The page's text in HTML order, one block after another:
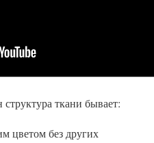
ткани бывает:
цветом без других